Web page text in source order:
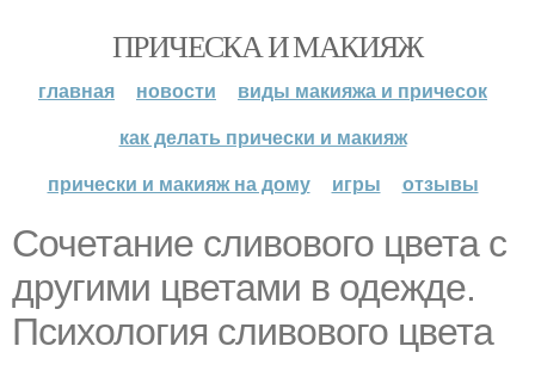
ПРИЧЕСКА И МАКИЯЖ
главная новости
виды макияжа и причесок
как делать прически и макияж
прически и макияж на дому
игры отзывы
Сочетание сливового цвета с
другими цветами в одежде.
Психология сливового цвета